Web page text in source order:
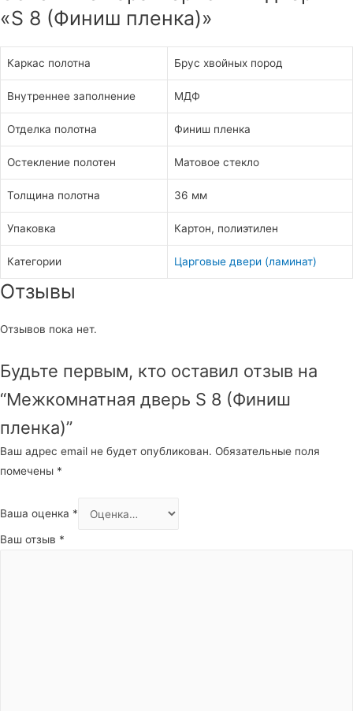
«S 8 (Финиш пленка)»
Каркас полотна Брус хвойных пород
Внутреннее заполнение МДФ
Отделка полотна Финиш пленка
Остекление полотен Матовое стекло
Толщина полотна 36 мм
Упаковка Картон, полиэтилен
Категории Царговые двери (ламинат)
Отзывы
Отзывов пока нет.
Будьте первым, кто оставил отзыв на
“Межкомнатная дверь S 8 (Финиш
пленка)”
Ваш адрес email не будет опубликован. Обязательные поля
помечены *
Ваша оценка *
Ваш отзыв *